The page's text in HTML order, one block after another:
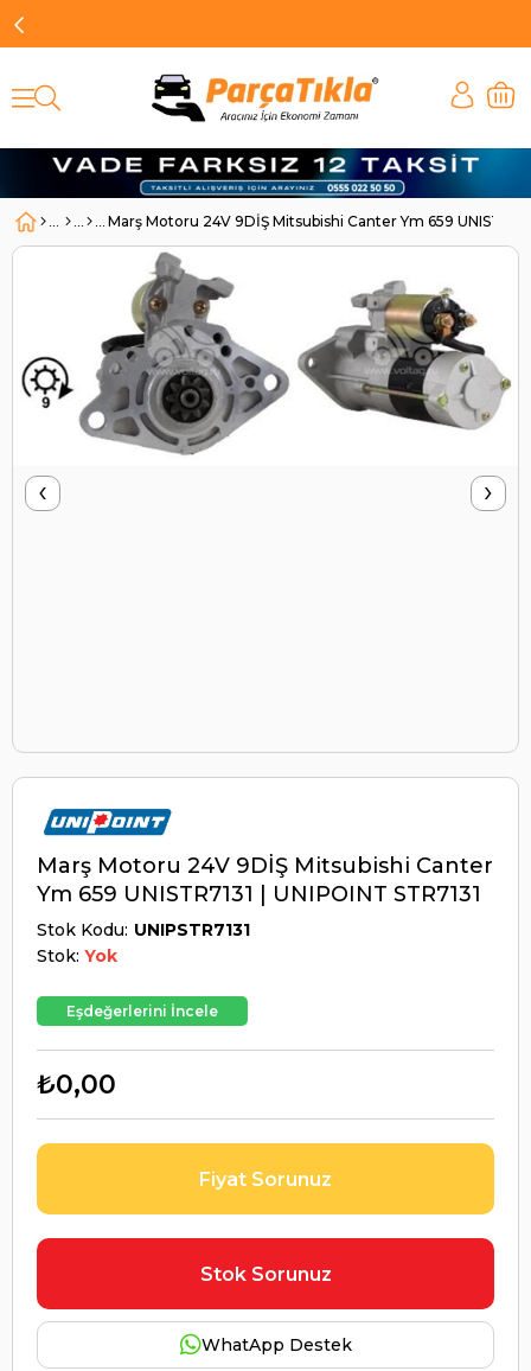
Marş Motoru 24V 9DİŞ Mitsubishi Canter Ym 659
‹ ›
Marş Motoru 24V 9DİŞ Mitsubishi Canter
Ym 659 UNISTR7131 | UNIPOINT STR7131
Stok Kodu UNIPSTR7131
Stok: Yok
Eşdeğerlerini İncele
₺0,00
Fiyat Sorunuz
Stok Sorunuz
WhatApp Destek